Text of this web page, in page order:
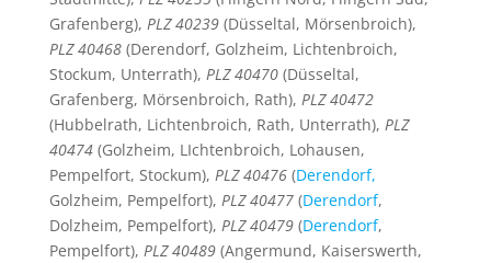
Grafenberg), PLZ 40239(Düsseltal, Mörsenbroich),
PLZ 40468(Derendorf, Golzheim, Lichtenbroich,
Stockum, Unterrath), PLZ 40470(Düsseltal,
Grafenberg, Mörsenbroich, Rath), PLZ 40472
(Hubbelrath, Lichtenbroich, Rath, Unterrath), PLZ
40474(Golzheim, LIchtenbroich, Lohausen,
Pempelfort, Stockum), PLZ 40476(Derendorf,
Golzheim, Pempelfort), PLZ 40477(Derendorf,
Dolzheim, Pempelfort), PLZ 40479(Derendorf,
Pempelfort), PLZ 40489(Angermund, Kaiserswerth,